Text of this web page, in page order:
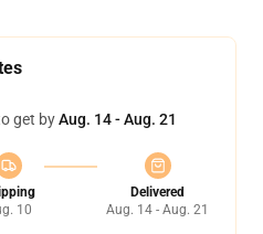
get byAug. 14 - Aug. 21
10
Delivered
Aug. 14 - Aug. 21